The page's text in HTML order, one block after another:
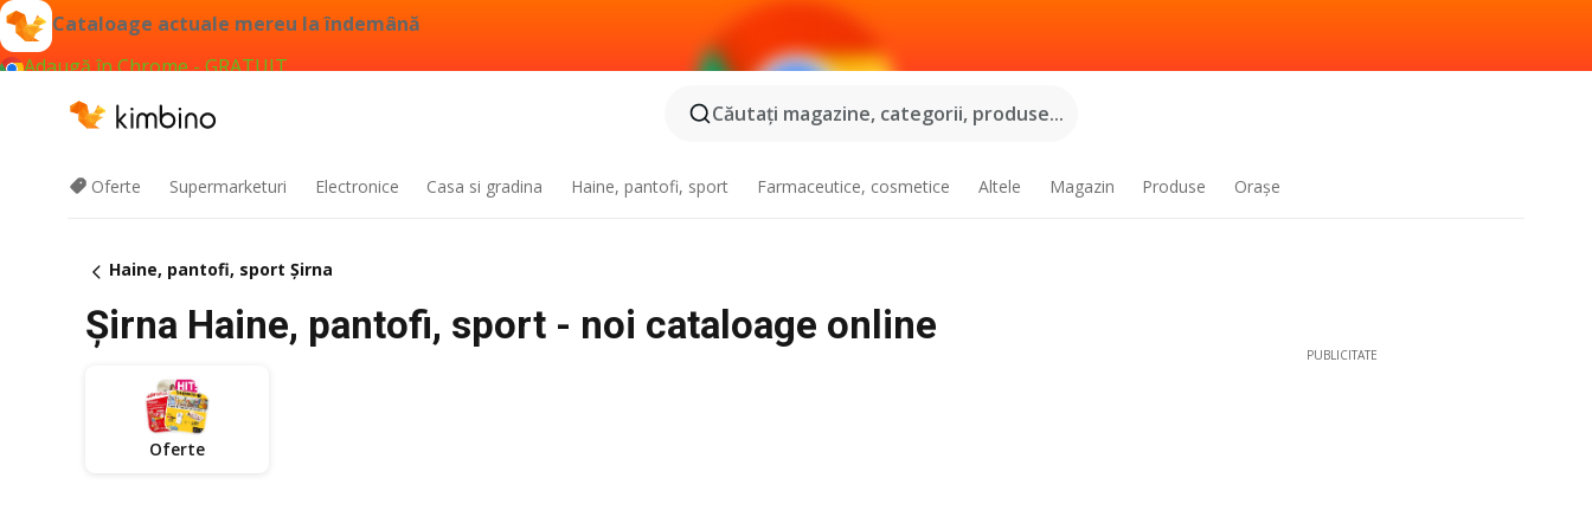
Cataloage actuale mereu la îndemână
Adaugă în Chrome - GRATUIT
Căutaţi magazine, categorii, produse...
Oferte Supermarketuri Electronice Casa si gradina Haine, pantofi, sport Farmaceutice, cosmetice Altele Magazin Produse Oraşe
Haine, pantofi, sport Şirna
Şirna Haine, pantofi, sport - noi cataloage online
Oferte
PUBLICITATE